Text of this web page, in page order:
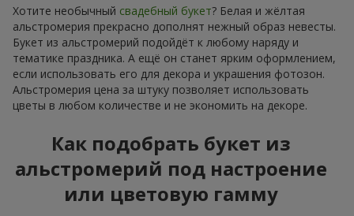
Хотите необычный свадебный букет? Белая и жёлтая
альстромерия прекрасно дополнят нежный образ невесты.
Букет из альстромерий подойдёт к любому наряду и
тематике праздника. А ещё он станет ярким оформлением,
если использовать его для декора и украшения фотозон.
Альстромерия цена за штуку позволяет использовать
цветы в любом количестве и не экономить на декоре.
Как подобрать букет из
альстромерий под настроение
или цветовую гамму